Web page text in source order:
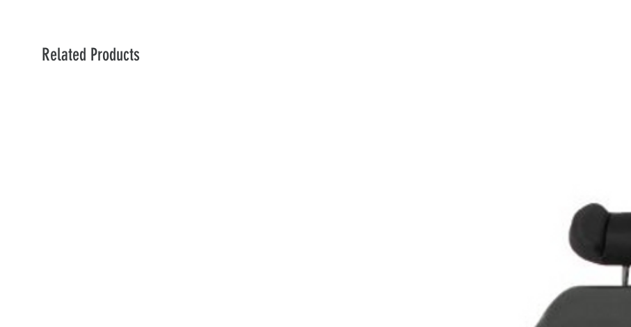
Related Products